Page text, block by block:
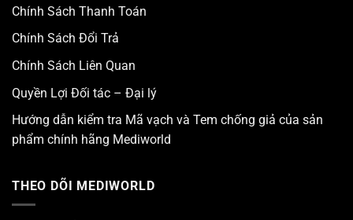
Chính Sách Thanh Toán
Chính Sách Đổi Trả
Chính Sách Liên Quan
Quyền Lợi Đối tác – Đại lý
Hướng dẫn kiểm tra Mã vạch và Tem chống giả của sản
phẩm chính hãng Mediworld
THEO DÕI MEDIWORLD